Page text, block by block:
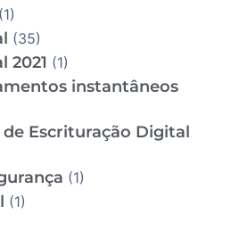
(1)
(35)
2021 (1)
instantâneos
Escrituração Digital
(1)
(1)